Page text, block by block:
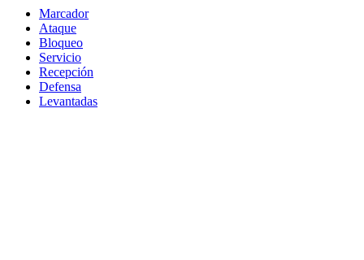
Marcador
Ataque
Bloqueo
Servicio
Recepción
Defensa
Levantadas